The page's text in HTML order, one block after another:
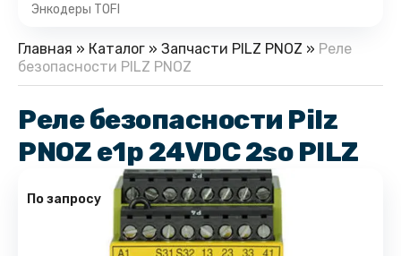
Энкодеры TOFI
Главная » Каталог » Запчасти PILZ PNOZ » Реле
безопасности PILZ PNOZ
Реле безопасности Pilz
PNOZ e1p 24VDC 2so PILZ
По запросу